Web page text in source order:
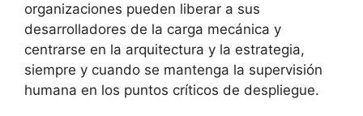
organizaciones pueden liberar a sus
desarrolladores de la carga mecánica y
centrarse en la arquitectura y la estrategia,
siempre y cuando se mantenga la supervisión
humana en los puntos críticos de despliegue.